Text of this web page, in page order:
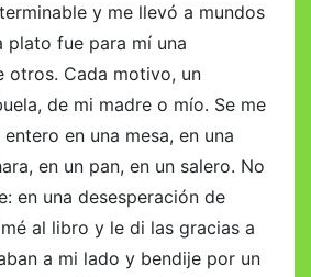
y me llevó a mundos
plato fue para mí una
otros. Cada motivo, un
de mi madre o mío. Se me
en una mesa, en una
en un pan, en un salero. No
en una desesperación de
al libro y le di las gracias a
a mi lado y bendije por un